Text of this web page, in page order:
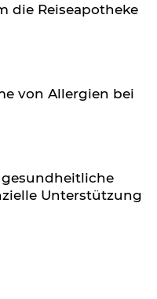
die Reiseapotheke
von Allergien bei
Unterstützung